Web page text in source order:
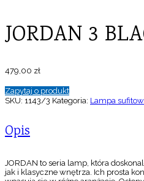
JORDAN 3
479,00 zł
Zapytaj o produkt
SKU: 1143/3 Kategoria: Lampa
Opis
JORDAN to seria lamp, która
jak i klasyczne wnętrza. Ich prosta